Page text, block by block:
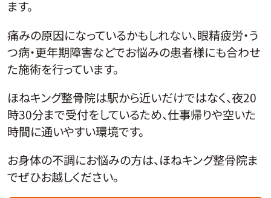
ます。
痛みの原因になっているかもしれない、眼精疲労・う
つ病・更年期障害などでお悩みの患者様にも合わせ
た施術を行っています。
ほねキング整骨院は駅から近いだけではなく、夜20
時30分まで受付をしているため、仕事帰りや空いた
時間に通いやすい環境です。
お身体の不調にお悩みの方は、ほねキング整骨院ま
でぜひお越しください。